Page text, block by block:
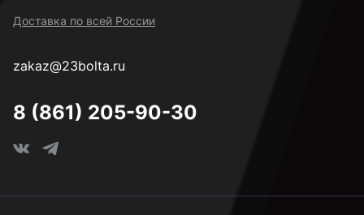
Доставка по всей России
zakaz@23bolta.ru
8 (861) 205-90-30